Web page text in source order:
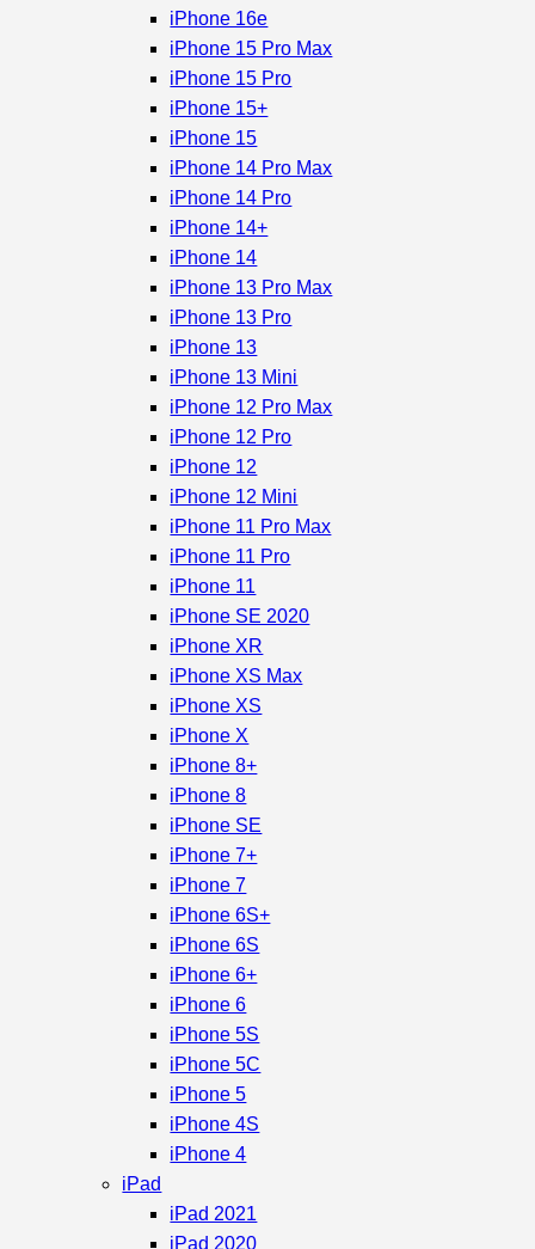
iPhone 16e
iPhone 15 Pro Max
iPhone 15 Pro
iPhone 15+
iPhone 15
iPhone 14 Pro Max
iPhone 14 Pro
iPhone 14+
iPhone 14
iPhone 13 Pro Max
iPhone 13 Pro
iPhone 13
iPhone 13 Mini
iPhone 12 Pro Max
iPhone 12 Pro
iPhone 12
iPhone 12 Mini
iPhone 11 Pro Max
iPhone 11 Pro
iPhone 11
iPhone SE 2020
iPhone XR
iPhone XS Max
iPhone XS
iPhone X
iPhone 8+
iPhone 8
iPhone SE
iPhone 7+
iPhone 7
iPhone 6S+
iPhone 6S
iPhone 6+
iPhone 6
iPhone 5S
iPhone 5C
iPhone 5
iPhone 4S
iPhone 4
iPad
iPad 2021
iPad 2020